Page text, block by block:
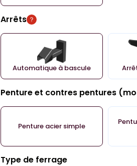
Arrêts
Automatique à bascule
Penture et contres pentures
Penture acier simple
Type de ferrage